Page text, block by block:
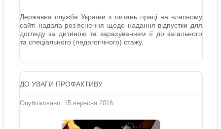
Державна служба України з питань праці на власному
сайті надала роз’яснення щодо надання відпустки для
догляду за дитиною та зарахуванням її до загального
та спеціального (педагогічного) стажу.
ДО УВАГИ ПРОФАКТИВУ
Опубліковано: 15 вересня 2016